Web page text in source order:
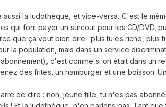
la ludothèque, et vice-versa. C'est le
qui font payer un surcout pour les CD/DVD,
que ça veut bien dire : plus tu es riche, plus
la population, mais dans un service
c'est comme si on était dans un
des frites, un hamburger et une boisson.
de dire : non, jeune fille, tu n'es pas